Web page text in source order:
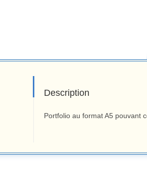
Description
Portfolio au format A5 pouvant